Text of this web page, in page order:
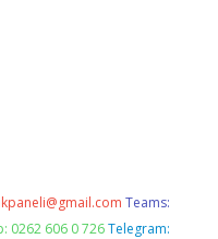
Teams:
0262 606 0 726 Telegram: